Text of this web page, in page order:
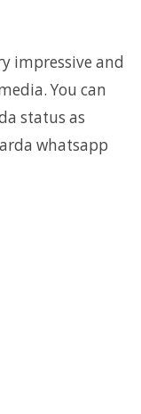
impressive and
You can
status as
whatsapp